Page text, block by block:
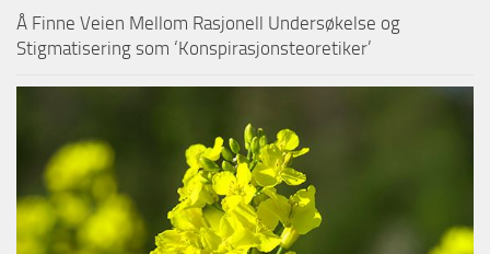
Å Finne Veien Mellom Rasjonell Undersøkelse og
Stigmatisering som ‘Konspirasjonsteoretiker’